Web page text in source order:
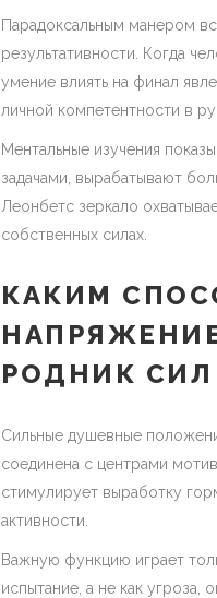
Парадоксальным манером
результативности. Когда
умение влиять на финал
личной компетентности в
Ментальные изучения
задачами, вырабатывают
Леонбетс зеркало
собственных силах.
КАКИМ
РОДНИК СИЛ
Сильные душевные
соединена с центрами
стимулирует выработку
активности.
Важную функцию играет
испытание, а не как